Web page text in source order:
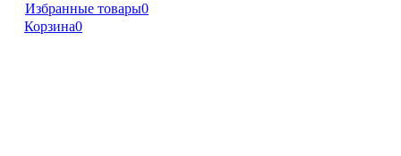
Избранные товары0
Корзина0